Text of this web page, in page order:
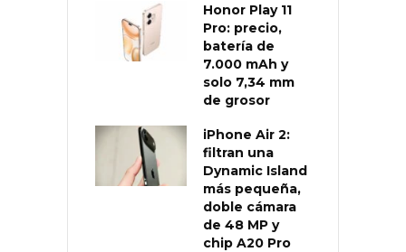
Honor Play 11
Pro: precio,
batería de
7.000 mAh y
solo 7,34 mm
de grosor
iPhone Air 2:
filtran una
Dynamic Island
más pequeña,
doble cámara
de 48 MP y
chip A20 Pro